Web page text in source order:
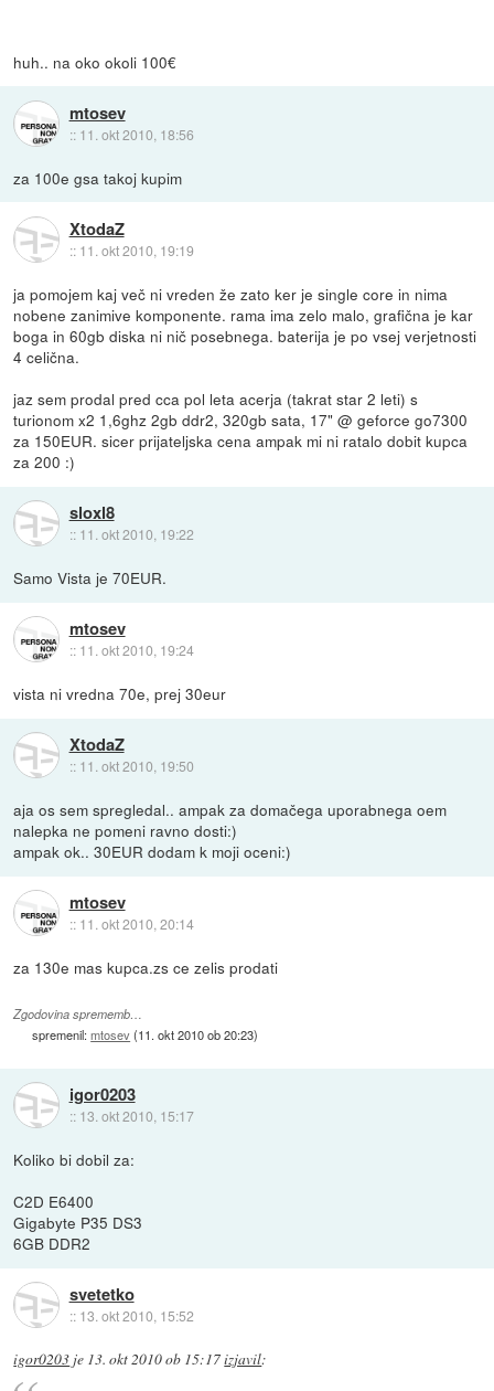
huh.. na oko okoli 100€
mtosev
:: 11. okt 2010, 18:56
za 100e gsa takoj kupim
XtodaZ
:: 11. okt 2010, 19:19
ja pomojem kaj več ni vreden že zato ker je single core in nima
nobene zanimive komponente. rama ima zelo malo, grafična je kar
boga in 60gb diska ni nič posebnega. baterija je po vsej verjetnosti
4 celična.
jaz sem prodal pred cca pol leta acerja (takrat star 2 leti) s
turionom x2 1,6ghz 2gb ddr2, 320gb sata, 17" @ geforce go7300
za 150EUR. sicer prijateljska cena ampak mi ni ratalo dobit kupca
za 200 :)
sloxl8
:: 11. okt 2010, 19:22
Samo Vista je 70EUR.
mtosev
:: 11. okt 2010, 19:24
vista ni vredna 70e, prej 30eur
XtodaZ
:: 11. okt 2010, 19:50
aja os sem spregledal.. ampak za domačega uporabnega oem
nalepka ne pomeni ravno dosti:)
ampak ok.. 30EUR dodam k moji oceni:)
mtosev
:: 11. okt 2010, 20:14
za 130e mas kupca.zs ce zelis prodati
Zgodovina sprememb…
spremenil:mtosev(11. okt 2010 ob 20:23)
igor0203
:: 13. okt 2010, 15:17
Koliko bi dobil za:
C2D E6400
Gigabyte P35 DS3
6GB DDR2
svetetko
:: 13. okt 2010, 15:52
igor0203 je 13. okt 2010 ob 15:17izjavil: